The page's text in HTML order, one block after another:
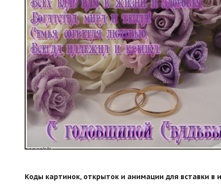
search">
Коды картинок, открыток и анимации для вставки в